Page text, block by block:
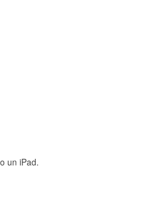
un iPad.